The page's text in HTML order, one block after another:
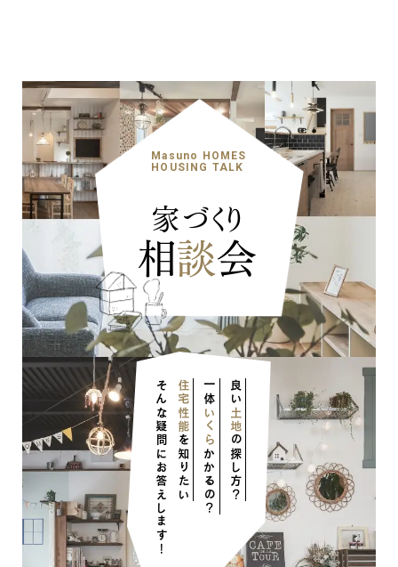
Masuno HOMES
HOUSING TALK
家づくり
相談会
住宅性能
を知りたい
一体
いくら
かかるの？
良い
土地
の探し方？
そんな疑問にお答えします！